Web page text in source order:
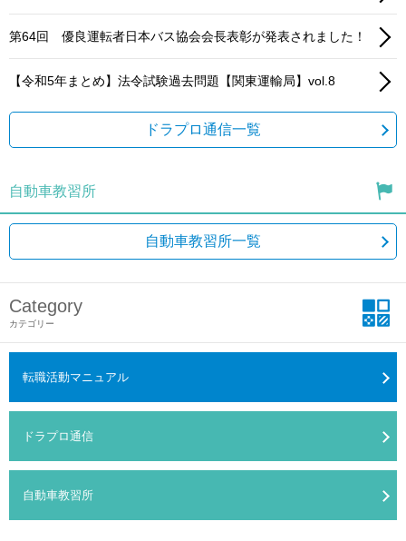
第64回 優良運転者日本バス協会会長表彰が発表されました！
【令和5年まとめ】法令試験過去問題【関東運輸局】vol.8
ドラプロ通信一覧
自動車教習所
自動車教習所一覧
Category
カテゴリー
転職活動マニュアル
ドラプロ通信
自動車教習所